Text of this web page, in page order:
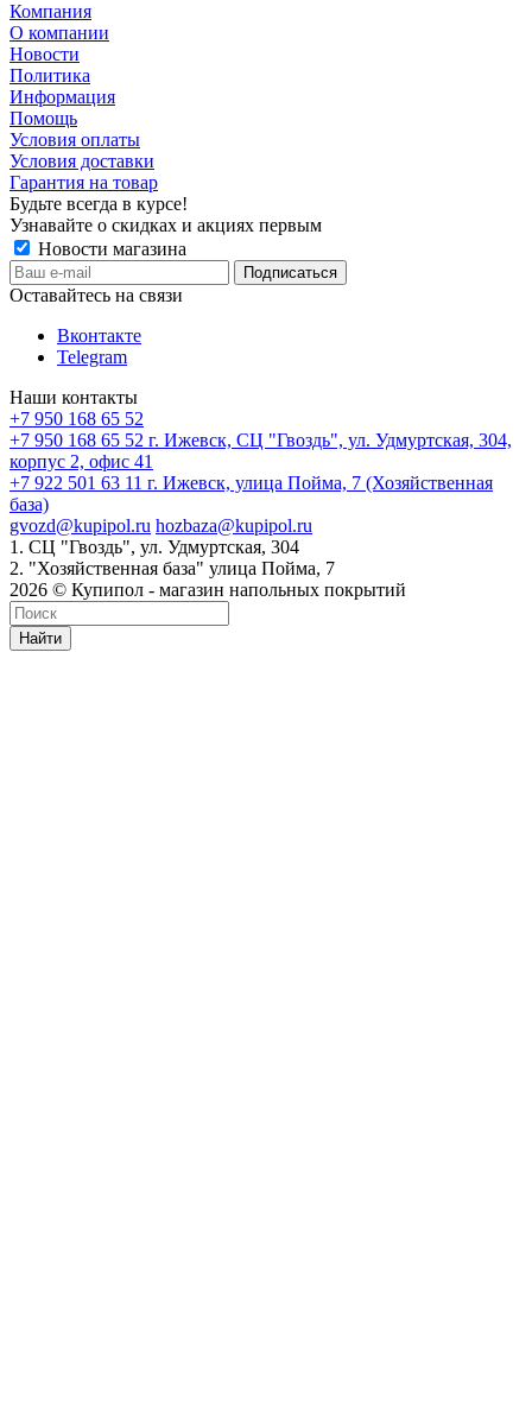
Компания
О компании
Новости
Политика
Информация
Помощь
Условия оплаты
Условия доставки
Гарантия на товар
Будьте всегда в курсе!
Узнавайте о скидках и акциях первым
Новости магазина
Оставайтесь на связи
Вконтакте
Telegram
Наши контакты
+7 950 168 65 52
+7 950 168 65 52 г. Ижевск, СЦ "Гвоздь", ул. Удмуртская, 304,
корпус 2, офис 41
+7 922 501 63 11 г. Ижевск, улица Пойма, 7 (Хозяйственная
база)
gvozd@kupipol.ru hozbaza@kupipol.ru
1. СЦ "Гвоздь", ул. Удмуртская, 304
2. "Хозяйственная база" улица Пойма, 7
2026 © Купипол - магазин напольных покрытий
Найти